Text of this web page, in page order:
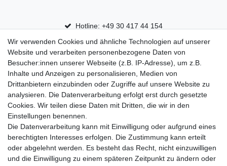
Hotline: +49 30 417 44 154
30 Tage Rückgaberecht
Versandfrei ab 75 € in Deutschland
Top Marken
Eduplay
Folia Bringmann
Shop
Mein Konto
Wir verwenden Cookies und ähnliche Technologien auf unserer
Website und verarbeiten personenbezogene Daten von
Besucher:innen unserer Webseite (z.B. IP-Adresse), um z.B.
Inhalte und Anzeigen zu personalisieren, Medien von
Drittanbietern einzubinden oder Zugriffe auf unsere Website zu
analysieren. Die Datenverarbeitung erfolgt erst durch gesetzte
Cookies. Wir teilen diese Daten mit Dritten, die wir in den
Einstellungen benennen.
Die Datenverarbeitung kann mit Einwilligung oder aufgrund eines
berechtigten Interesses erfolgen. Die Zustimmung kann erteilt
oder abgelehnt werden. Es besteht das Recht, nicht einzuwilligen
und die Einwilligung zu einem späteren Zeitpunkt zu ändern oder